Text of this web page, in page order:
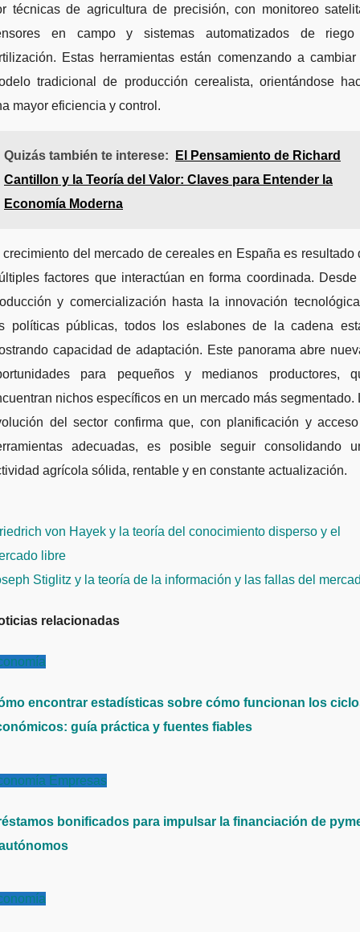
técnicas de agricultura de precisión, con monitoreo
en campo y sistemas automatizados de
Estas herramientas están comenzando a
tradicional de producción cerealista, orientándose
mayor eficiencia y control.
Quizás también te interese:
El Pensamiento de Richard
Cantillon y la Teoría del Valor: Claves para Entender la
Economía Moderna
crecimiento del mercado de cereales en España es resultado
factores que interactúan en forma coordinada.
y comercialización hasta la innovación
políticas públicas, todos los eslabones de la cadena
capacidad de adaptación. Este panorama abre
para pequeños y medianos productores,
nichos específicos en un mercado más segmentado.
del sector confirma que, con planificación y
adecuadas, es posible seguir consolidando
agrícola sólida, rentable y en constante actualización.
von Hayek y la teoría del conocimiento disperso y el
libre
Stiglitz y la teoría de la información y las fallas del
relacionadas
encontrar estadísticas sobre cómo funcionan los
guía práctica y fuentes fiables
Empresas
bonificados para impulsar la financiación de